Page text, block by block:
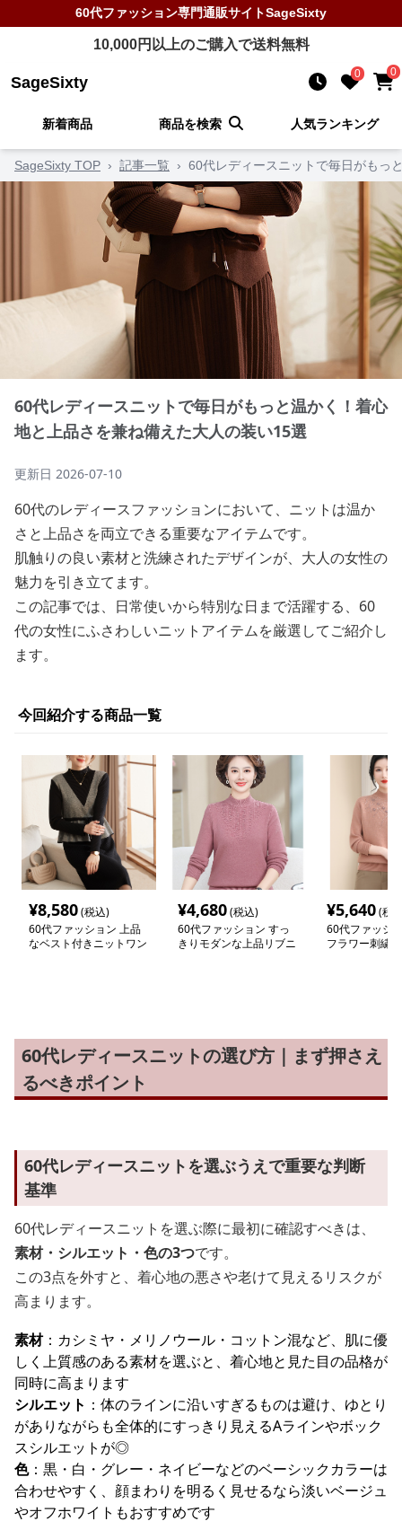
60代ファッション専門通販サイトSageSixty
10,000円以上のご購入で送料無料
SageSixty 0 0
新着商品 商品を検索 人気ランキング
SageSixty TOP › 記事一覧 › 60代レディースニットで毎日がもっ
60代レディースニットで毎日がもっと温かく！着心
地と上品さを兼ね備えた大人の装い15選
更新日 2026-07-10
60代のレディースファッションにおいて、ニットは温か
さと上品さを両立できる重要なアイテムです。
肌触りの良い素材と洗練されたデザインが、大人の女性の
魅力を引き立てます。
この記事では、日常使いから特別な日まで活躍する、60
代の女性にふさわしいニットアイテムを厳選してご紹介し
ます。
今回紹介する商品一覧
¥8,580(税込)
60代ファッション 上品
なベスト付きニットワン
¥4,680(税込)
60代ファッション すっ
きりモダンな上品リブニ
¥5,640(税
60代ファッシ
フラワー刺繍
60代レディースニットの選び方｜まず押さえ
るべきポイント
60代レディースニットを選ぶうえで重要な判断
基準
60代レディースニットを選ぶ際に最初に確認すべきは、
素材・シルエット・色の3つです。
この3点を外すと、着心地の悪さや老けて見えるリスクが
高まります。
素材：カシミヤ・メリノウール・コットン混など、肌に優
しく上質感のある素材を選ぶと、着心地と見た目の品格が
同時に高まります
シルエット ：体のラインに沿いすぎるものは避け、ゆとり
がありながらも全体的にすっきり見えるAラインやボック
スシルエットが◎
色：黒・白・グレー・ネイビーなどのベーシックカラーは
合わせやすく、顔まわりを明るく見せるなら淡いベージュ
やオフホワイトもおすすめです